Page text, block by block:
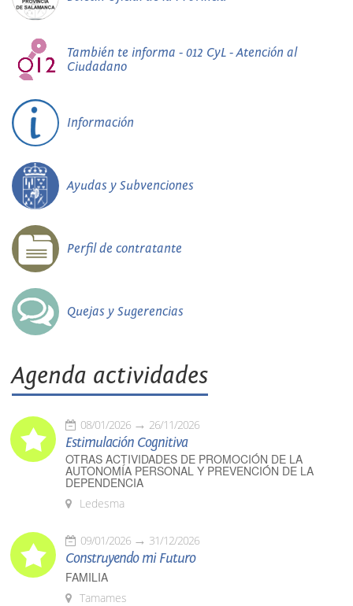
También te informa - 012 CyL - Atención al
Ciudadano
Información
Ayudas y Subvenciones
Perfil de contratante
Quejas y Sugerencias
Agenda actividades
08/01/2026 26/11/2026
Estimulación Cognitiva
OTRAS ACTIVIDADES DE PROMOCIÓN DE LA
AUTONOMÍA PERSONAL Y PREVENCIÓN DE LA
DEPENDENCIA
Ledesma
09/01/2026 31/12/2026
Construyendo mi Futuro
FAMILIA
Tamames